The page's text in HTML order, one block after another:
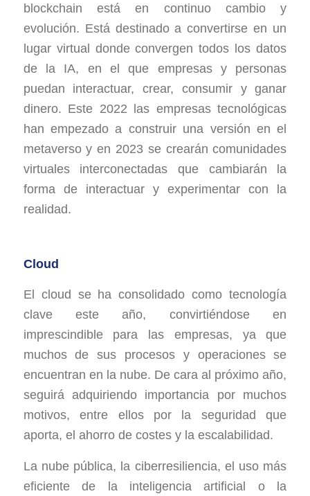
blockchain está en continuo cambio y
evolución. Está destinado a convertirse en un
lugar virtual donde convergen todos los datos
de la IA, en el que empresas y personas
puedan interactuar, crear, consumir y ganar
dinero. Este 2022 las empresas tecnológicas
han empezado a construir una versión en el
metaverso y en 2023 se crearán comunidades
virtuales interconectadas que cambiarán la
forma de interactuar y experimentar con la
realidad.
Cloud
El cloud se ha consolidado como tecnología
clave este año, convirtiéndose en
imprescindible para las empresas, ya que
muchos de sus procesos y operaciones se
encuentran en la nube. De cara al próximo año,
seguirá adquiriendo importancia por muchos
motivos, entre ellos por la seguridad que
aporta, el ahorro de costes y la escalabilidad.
La nube pública, la ciberresiliencia, el uso más
eficiente de la inteligencia artificial o la